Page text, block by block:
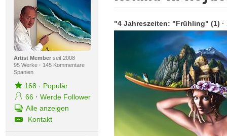
Fokus-Werke
Neue Werke – Auswahl
Alle neuen Werke
Artist Memberseit 2008
95 Werke · 145 Kommentare
Spanien
168· Populär
66 · Werde Follower
Alle anzeigen
Kontakt
"4 Jahreszeiten: "Frühling" (1) ·